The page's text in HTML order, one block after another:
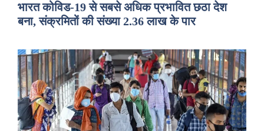
भारत कोविड-19 से सबसे अधिक प्रभावित छठा देश
बना, संक्रमितों की संख्या 2.36 लाख के पार